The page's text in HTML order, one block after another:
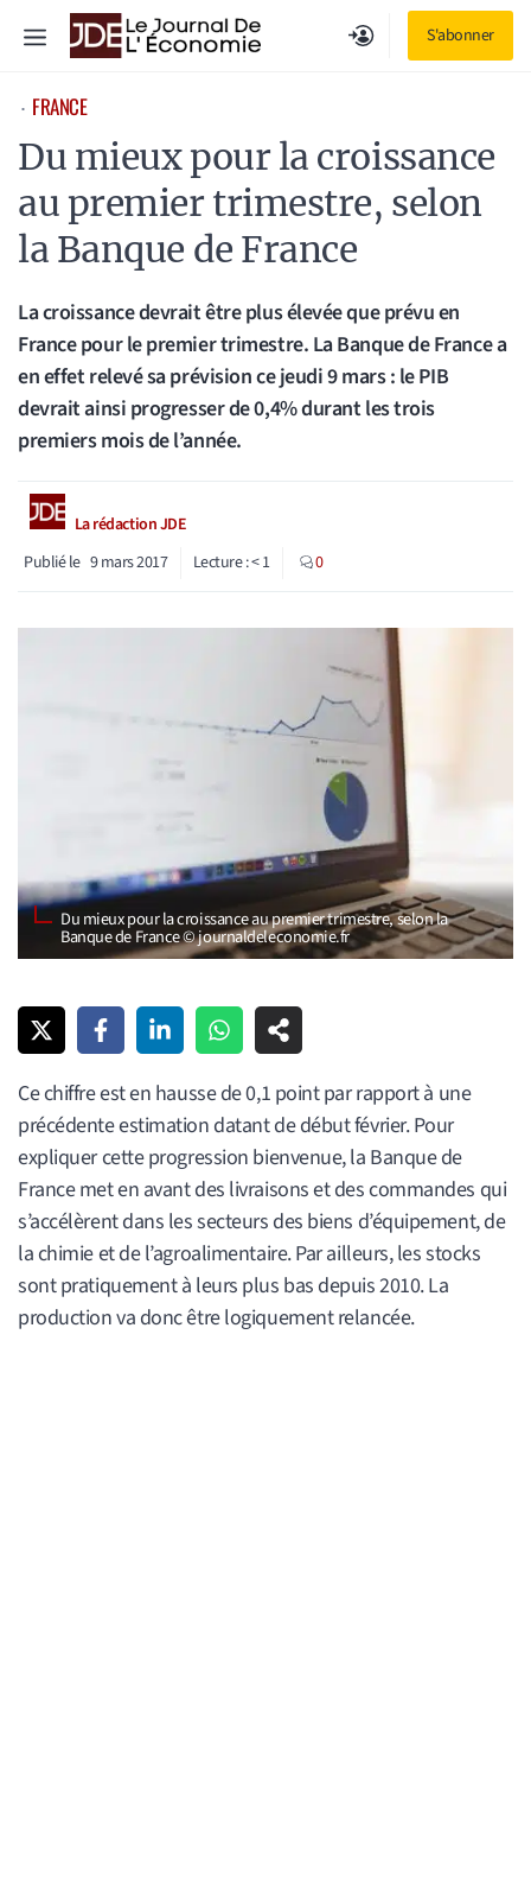
S'abonner
Menu
⋅ FRANCE
Du mieux pour la croissance
au premier trimestre, selon
la Banque de France
La croissance devrait être plus élevée que prévu en
France pour le premier trimestre. La Banque de France a
en effet relevé sa prévision ce jeudi 9 mars : le PIB
devrait ainsi progresser de 0,4% durant les trois
premiers mois de l’année.
La rédaction JDE
Publié le 9 mars 2017 Lecture :< 1 0
Du mieux pour la croissance au premier trimestre, selon la
Banque de France © journaldeleconomie.fr
Ce chiffre est en hausse de 0,1 point par rapport à une
précédente estimation datant de début février. Pour
expliquer cette progression bienvenue, la Banque de
France met en avant des livraisons et des commandes qui
s’accélèrent dans les secteurs des biens d’équipement, de
la chimie et de l’agroalimentaire. Par ailleurs, les stocks
sont pratiquement à leurs plus bas depuis 2010. La
production va donc être logiquement relancée.